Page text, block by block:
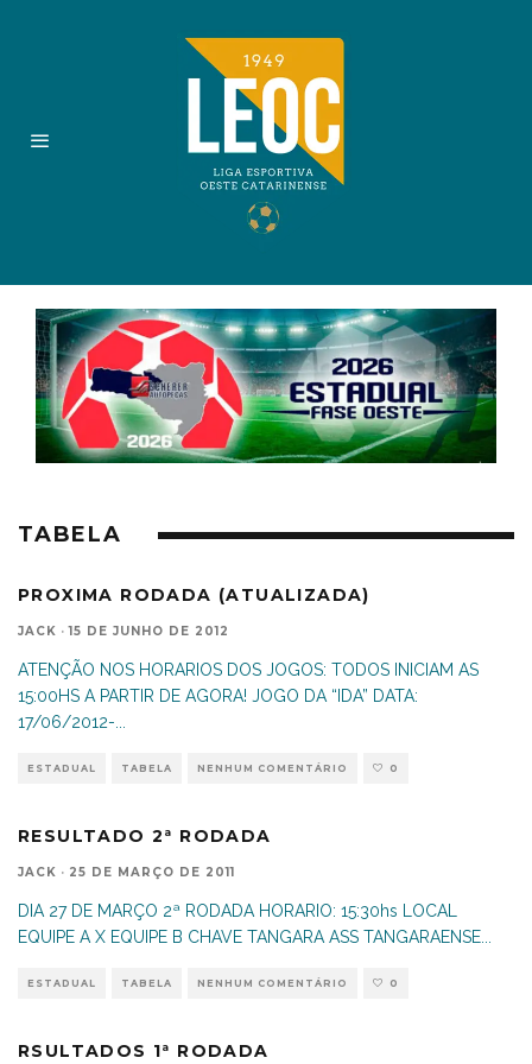
TABELA
PROXIMA RODADA (ATUALIZADA)
JACK · 15 DE JUNHO DE 2012
ATENÇÃO NOS HORARIOS DOS JOGOS: TODOS INICIAM AS
15:00HS A PARTIR DE AGORA! JOGO DA “IDA” DATA:
17/06/2012-...
ESTADUAL TABELA NENHUM COMENTÁRIO 0
RESULTADO 2ª RODADA
JACK · 25 DE MARÇO DE 2011
DIA 27 DE MARÇO 2ª RODADA HORARIO: 15:30hs LOCAL
EQUIPE A X EQUIPE B CHAVE TANGARA ASS TANGARAENSE...
ESTADUAL TABELA NENHUM COMENTÁRIO 0
RSULTADOS 1ª RODADA